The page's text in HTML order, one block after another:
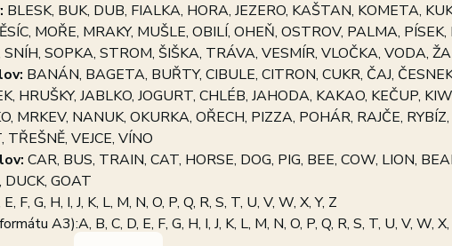
BLESK, BUK, DUB, FIALKA, HORA, JEZERO, KAŠTAN, KOMETA,
MOŘE, MRAKY, MUŠLE, OBILÍ, OHEŇ, OSTROV, PALMA,
SNÍH, SOPKA, STROM, ŠIŠKA, TRÁVA, VESMÍR, VLOČKA, VODA,
BANÁN, BAGETA, BUŘTY, CIBULE, CITRON, CUKR, ČAJ,
HRUŠKY, JABLKO, JOGURT, CHLÉB, JAHODA, KAKAO, KEČUP,
MRKEV, NANUK, OKURKA, OŘECH, PIZZA, POHÁR, RAJČE,
VEJCE, VÍNO
CAR, BUS, TRAIN, CAT, HORSE, DOG, PIG, BEE, COW, LION,
DUCK, GOAT
F, G, H, I, J, K, L, M, N, O, P, Q, R, S, T, U, V, W, X, Y, Z
A3):A, B, C, D, E, F, G, H, I, J, K, L, M, N, O, P, Q, R, S, T, U, V, W, X,